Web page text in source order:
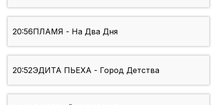
20:56ПЛАМЯ - На Два Дня
20:52ЭДИТА ПЬЕХА - Город Детства